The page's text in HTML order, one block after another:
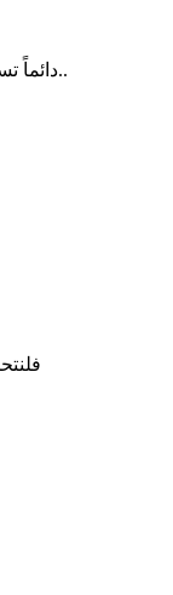
دائماً تستطيع إمتلاك القلوب بحسن تعاملك وحبك للغير..